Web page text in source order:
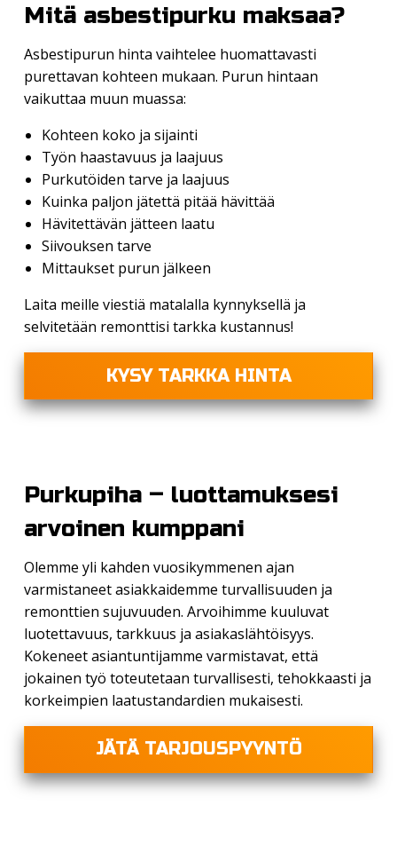
Mitä asbestipurku maksaa?
Asbestipurun hinta vaihtelee huomattavasti
purettavan kohteen mukaan. Purun hintaan
vaikuttaa muun muassa:
Kohteen koko ja sijainti
Työn haastavuus ja laajuus
Purkutöiden tarve ja laajuus
Kuinka paljon jätettä pitää hävittää
Hävitettävän jätteen laatu
Siivouksen tarve
Mittaukset purun jälkeen
Laita meille viestiä matalalla kynnyksellä ja
selvitetään remonttisi tarkka kustannus!
KYSY TARKKA HINTA
Purkupiha – luottamuksesi
arvoinen kumppani
Olemme yli kahden vuosikymmenen ajan
varmistaneet asiakkaidemme turvallisuuden ja
remonttien sujuvuuden. Arvoihimme kuuluvat
luotettavuus, tarkkuus ja asiakaslähtöisyys.
Kokeneet asiantuntijamme varmistavat, että
jokainen työ toteutetaan turvallisesti, tehokkaasti ja
korkeimpien laatustandardien mukaisesti.
JÄTÄ TARJOUSPYYNTÖ